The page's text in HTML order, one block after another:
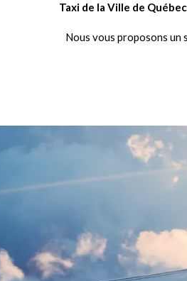
Taxi de la Ville de
Nous vous proposons